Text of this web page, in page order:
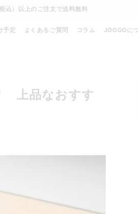
込）以上のご注文で送料無料
予定 よくあるご質問 コラム JOGGOに
上品なおすす